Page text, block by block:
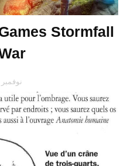
Stormfall
نوفمبر 23, 2017